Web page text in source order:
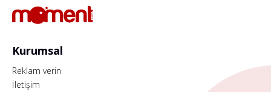
Kurumsal
Reklam verin
İletişim